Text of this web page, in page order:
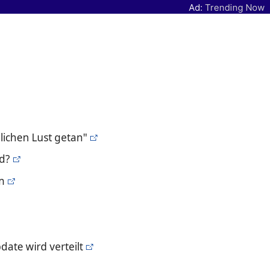
Ad: Trending Now
Lust getan"
wird verteilt